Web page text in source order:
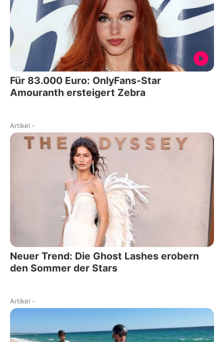
Für 83.000 Euro: OnlyFans-Star
Amouranth ersteigert Zebra
Artikel -
Neuer Trend: Die Ghost Lashes erobern
den Sommer der Stars
Artikel -